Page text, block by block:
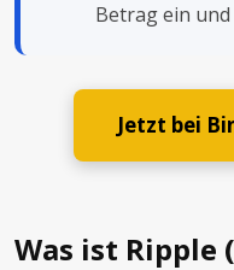
Betrag ein
Jetzt bei
Was ist Ripple